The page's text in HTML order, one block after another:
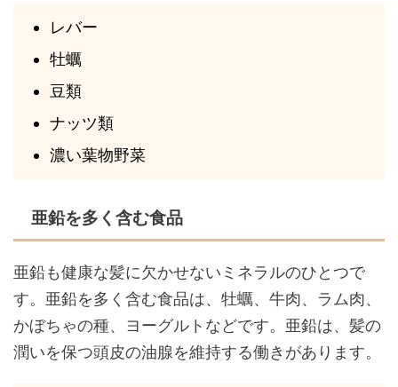
レバー
牡蠣
豆類
ナッツ類
濃い葉物野菜
亜鉛を多く含む食品
亜鉛も健康な髪に欠かせないミネラルのひとつで
す。亜鉛を多く含む食品は、牡蠣、牛肉、ラム肉、
かぼちゃの種、ヨーグルトなどです。亜鉛は、髪の
潤いを保つ頭皮の油腺を維持する働きがあります。